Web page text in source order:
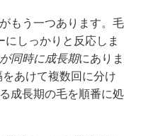
もう一つあります。毛
しっかりと反応しま
同時に成長期にありま
あけて複数回に分け
成長期の毛を順番に処